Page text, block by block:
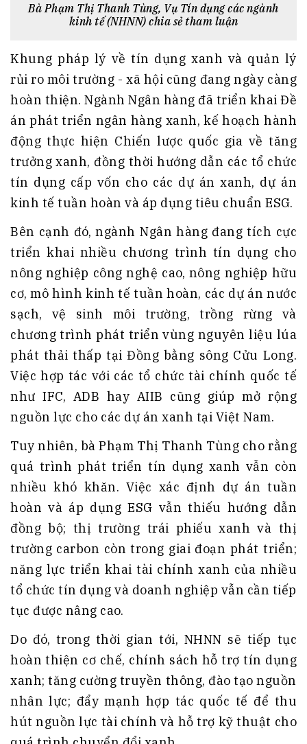
Bà Phạm Thị Thanh Tùng, Vụ Tín dụng các ngành
kinh tế (NHNN) chia sẻ tham luận
Khung pháp lý về tín dụng xanh và quản lý
rủi ro môi trường - xã hội cũng đang ngày càng
hoàn thiện. Ngành Ngân hàng đã triển khai Đề
án phát triển ngân hàng xanh, kế hoạch hành
động thực hiện Chiến lược quốc gia về tăng
trưởng xanh, đồng thời hướng dẫn các tổ chức
tín dụng cấp vốn cho các dự án xanh, dự án
kinh tế tuần hoàn và áp dụng tiêu chuẩn ESG.
Bên cạnh đó, ngành Ngân hàng đang tích cực
triển khai nhiều chương trình tín dụng cho
nông nghiệp công nghệ cao, nông nghiệp hữu
cơ, mô hình kinh tế tuần hoàn, các dự án nước
sạch, vệ sinh môi trường, trồng rừng và
chương trình phát triển vùng nguyên liệu lúa
phát thải thấp tại Đồng bằng sông Cửu Long.
Việc hợp tác với các tổ chức tài chính quốc tế
như IFC, ADB hay AIIB cũng giúp mở rộng
nguồn lực cho các dự án xanh tại Việt Nam.
Tuy nhiên, bà Phạm Thị Thanh Tùng cho rằng
quá trình phát triển tín dụng xanh vẫn còn
nhiều khó khăn. Việc xác định dự án tuần
hoàn và áp dụng ESG vẫn thiếu hướng dẫn
đồng bộ; thị trường trái phiếu xanh và thị
trường carbon còn trong giai đoạn phát triển;
năng lực triển khai tài chính xanh của nhiều
tổ chức tín dụng và doanh nghiệp vẫn cần tiếp
tục được nâng cao.
Do đó, trong thời gian tới, NHNN sẽ tiếp tục
hoàn thiện cơ chế, chính sách hỗ trợ tín dụng
xanh; tăng cường truyền thông, đào tạo nguồn
nhân lực; đẩy mạnh hợp tác quốc tế để thu
hút nguồn lực tài chính và hỗ trợ kỹ thuật cho